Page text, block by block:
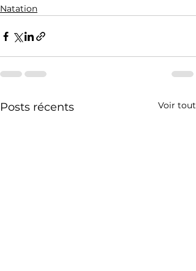
Natation
Posts récents Voir tout